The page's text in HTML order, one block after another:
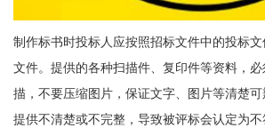
制作标书时投标人应按照招标文件中的投标
文件。提供的各种扫描件、复印件等资料，
描，不要压缩图片，保证文字、图片等清楚
提供不清楚或不完整，导致被评标会认定为